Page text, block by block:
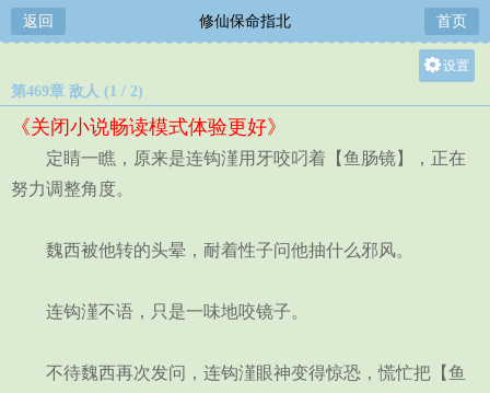
返回 修仙保命指北 首页
设置
中
第469章 敌人 (1 / 2)
《关闭小说畅读模式体验更好》
定睛一瞧，原来是连钩漌用牙咬叼着【鱼肠镜】，正在
努力调整角度。
魏西被他转的头晕，耐着性子问他抽什么邪风。
连钩漌不语，只是一味地咬镜子。
不待魏西再次发问，连钩漌眼神变得惊恐，慌忙把【鱼